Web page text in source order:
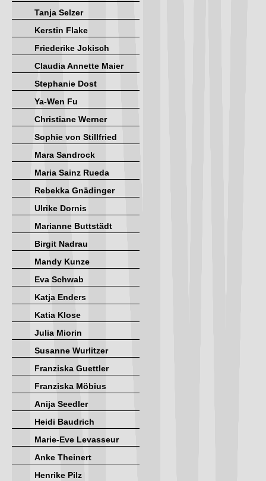
Tanja Selzer
Kerstin Flake
Friederike Jokisch
Claudia Annette Maier
Stephanie Dost
Ya-Wen Fu
Christiane Werner
Sophie von Stillfried
Mara Sandrock
Maria Sainz Rueda
Rebekka Gnädinger
Ulrike Dornis
Marianne Buttstädt
Birgit Nadrau
Mandy Kunze
Eva Schwab
Katja Enders
Katia Klose
Julia Miorin
Susanne Wurlitzer
Franziska Guettler
Franziska Möbius
Anija Seedler
Heidi Baudrich
Marie-Eve Levasseur
Anke Theinert
Henrike Pilz